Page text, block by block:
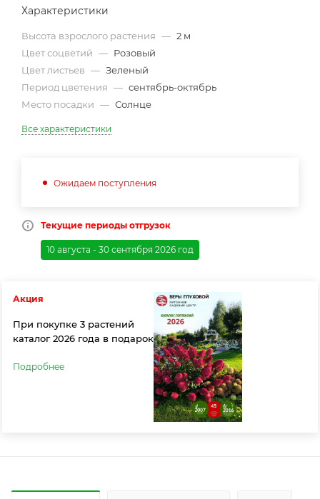
Характеристики
Высота взрослого растения — 2 м
Цвет соцветий — Розовый
Цвет листьев — Зеленый
Период цветения — сентябрь-октябрь
Место посадки — Солнце
Все характеристики
Ожидаем поступления
Текущие периоды отгрузок
10 августа - 30 сентября 2026 год
Акция
При покупке 3 растений
каталог 2026 года в подарок
Подробнее